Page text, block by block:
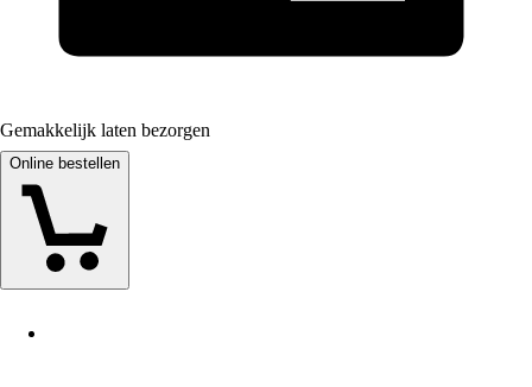
Gemakkelijk laten bezorgen
Online bestellen